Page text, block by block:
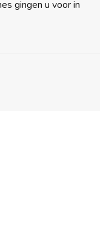
gingen u voor in